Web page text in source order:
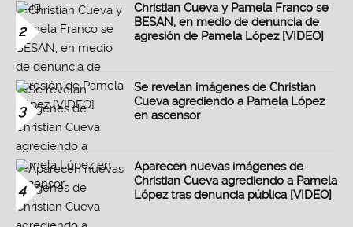
2
Christian Cueva y Pamela Franco se
BESAN, en medio de denuncia de
agresión de Pamela López [VIDEO]
3
Se revelan imágenes de Christian
Cueva agrediendo a Pamela López
en ascensor
4
Aparecen nuevas imágenes de
Christian Cueva agrediendo a Pamela
López tras denuncia pública [VIDEO]